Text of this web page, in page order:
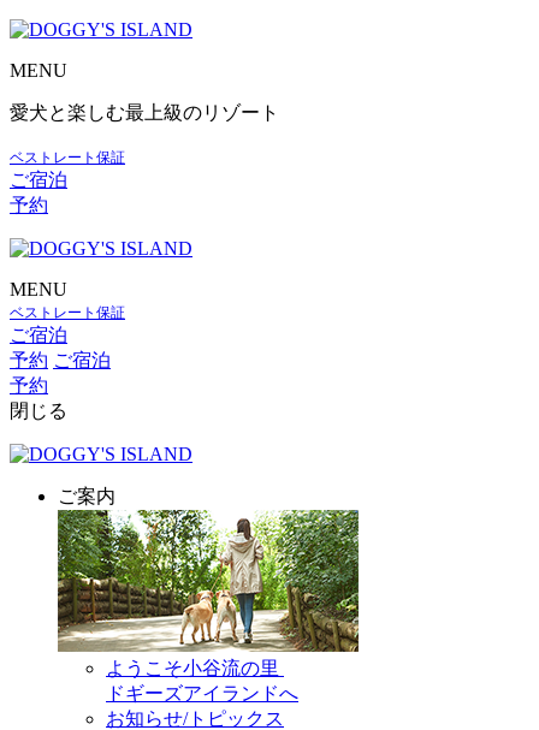
MENU
愛犬と楽しむ最上級のリゾート
ベストレート保証
ご宿泊
予約
MENU
ベストレート保証
ご宿泊
予約 ご宿泊
予約
閉じる
ご案内
ようこそ小谷流の里
ドギーズアイランドへ
お知らせ/トピックス